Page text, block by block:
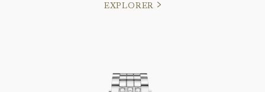
EXPLORER